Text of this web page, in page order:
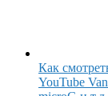
Как
YouTube